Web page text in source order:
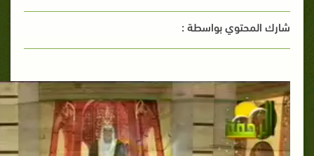
شارك المحتوي بواسطة :